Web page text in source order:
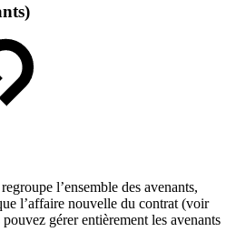
l’ensemble des avenants,
l’affaire nouvelle du contrat (voir
gérer entièrement les avenants